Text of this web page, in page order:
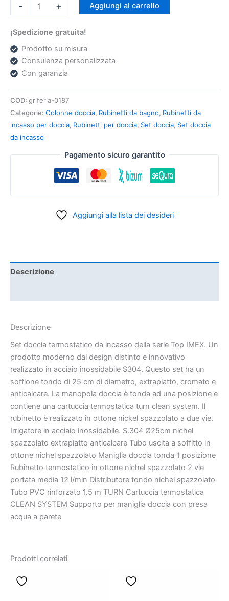
- + Aggiungi al carrello
¡Spedizione gratuita!
Prodotto su misura
Consulenza personalizzata
Con garanzia
COD: griferia-0187
Categorie: Colonne doccia, Rubinetti da bagno, Rubinetti da
incasso per doccia, Rubinetti per doccia, Set doccia, Set doccia
da incasso
Pagamento sicuro garantito
Aggiungi alla lista dei desideri
Descrizione
Descrizione
Set doccia termostatico da incasso della serie Top IMEX. Un
prodotto moderno dal design distinto e innovativo
realizzato in acciaio inossidabile S304. Questo set ha un
soffione tondo di 25 cm di diametro, extrapiatto, cromato e
anticalcare. La manopola doccia è tonda ad una posizione e
contiene una cartuccia termostatica turn clean system. Il
rubinetto è realizzato in ottone nickel spazzolato a due vie.
Irrigatore in acciaio inossidabile. S.304 Ø25cm nichel
spazzolato extrapiatto anticalcare Tubo uscita a soffitto in
ottone nichel spazzolato Maniglia doccia tonda 1 posizione
Rubinetto termostatico in ottone nichel spazzolato 2 vie
portata media 12 l/min Distributore tondo nichel spazzolato
Tubo PVC rinforzato 1.5 m TURN Cartuccia termostatica
CLEAN SYSTEM Supporto per maniglia doccia con presa
acqua a parete
Prodotti correlati